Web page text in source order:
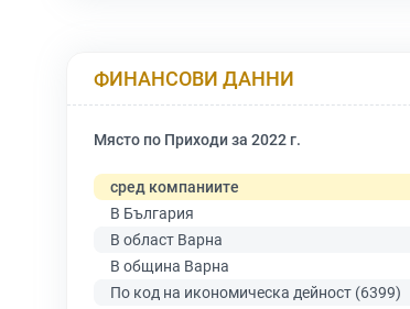
ФИНАНСОВИ ДАННИ
Място по Приходи за 2022 г.
сред компаниите
В България
В област Варна
В община Варна
По код на икономическа дейност (6399)